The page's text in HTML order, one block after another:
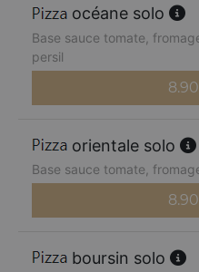
océane solo
Base sauce tomate,
persil
8.90
orientale solo
Base sauce tomate,
8.90
boursin solo